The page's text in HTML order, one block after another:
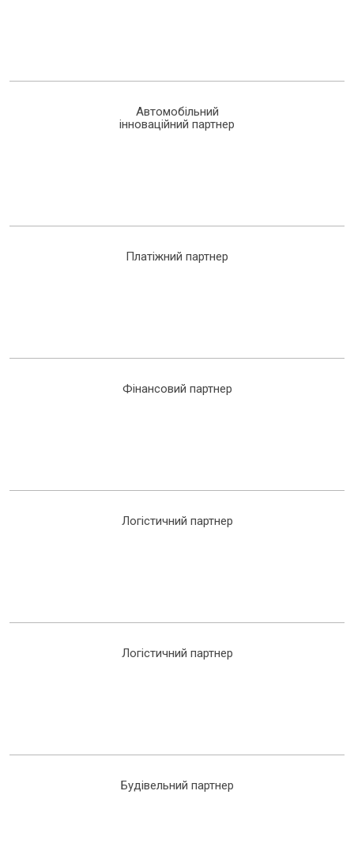
Автомобільний
інноваційний партнер
Платіжний партнер
Фінансовий партнер
Логістичний партнер
Логістичний партнер
Будівельний партнер